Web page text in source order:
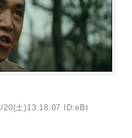
20(土)13:18:07 ID:eBt